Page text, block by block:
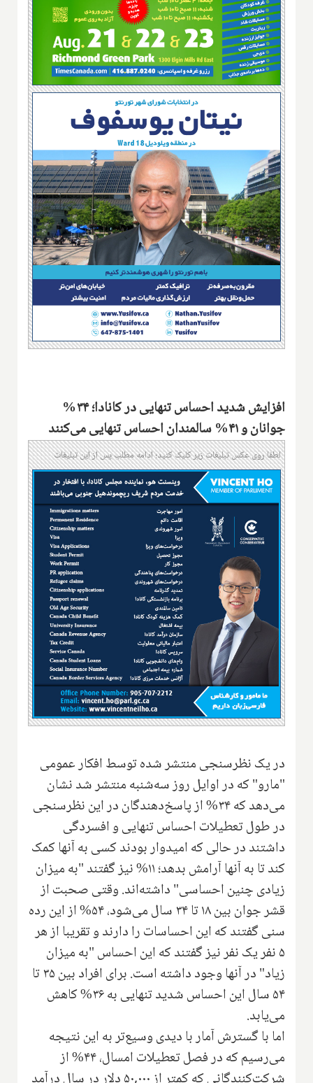
افزایش شدید احساس تنهایی در کانادا؛ ۳۴%
جوانان و ۴۱% سالمندان احساس تنهایی می‌کنند
لطفا روی عکس تبلیغات زیر کلیک کنید؛ ادامه مطلب پس از این تبلیغات
در یک نظرسنجی منتشر شده توسط افکار عمومی
"مارو" که در اوایل روز سه‌شنبه منتشر شد نشان
می‌دهد که ۳۴% از پاسخ‌دهندگان در این نظرسنجی
در طول تعطیلات احساس تنهایی و افسردگی
داشتند در حالی که امیدوار بودند کسی به آنها کمک
کند تا به آنها آرامش بدهد؛ ۱۱% نیز گفتند "به میزان
زیادی چنین احساسی" داشته‌اند. وقتی صحبت از
قشر جوان بین ۱۸ تا ۳۴ سال می‌شود، ۵۴% از این رده
سنی گفتند که این احساسات را دارند و تقریبا از هر
۵ نفر یک نفر نیز گفتند که این احساس "به میزان
زیاد" در آنها وجود داشته است. برای افراد بین ۳۵ تا
۵۴ سال این احساس شدید تنهایی به ۳۶% کاهش
می‌یابد.
اما با گسترش آمار با دیدی وسیع‌تر به این نتیجه
می‌رسیم که در فصل تعطیلات امسال، ۴۴% از